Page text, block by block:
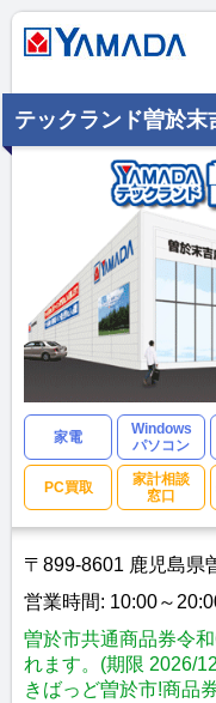
テックランド曽於末
家電
Windows
パソコン
PC買取
家計相談
窓口
〒899-8601 鹿児島県
営業時間: 10:00～
曽於市共通商品券令
れます。(期限 2026/
きばっど曽於市!商品